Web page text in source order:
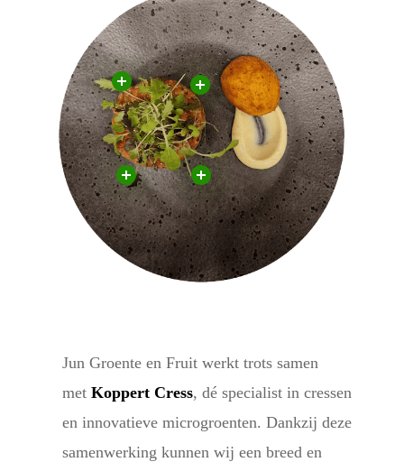
Jun Groente en Fruit werkt trots samen
metKoppert Cress, dé specialist in cressen
en innovatieve microgroenten. Dankzij deze
samenwerking kunnen wij een breed en